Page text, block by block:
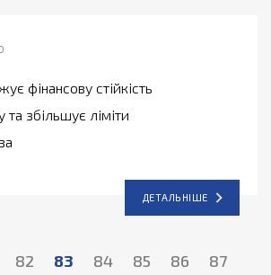
фінансову стійкість
та збільшує ліміти
ДЕТАЛЬНІШЕ
82 83 84 85 86
87